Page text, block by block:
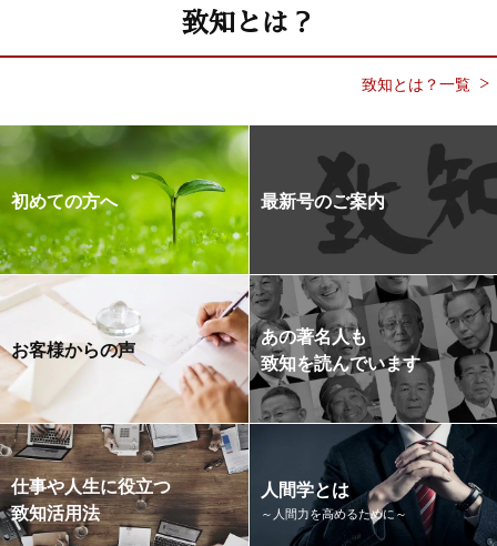
致知とは？
致知とは？一覧
初めての方へ 最新号のご案内
お客様からの声
あの著名人も
致知を読んでいます
仕事や人生に役立つ
致知活用法
人間学とは
～人間力を高めるために～